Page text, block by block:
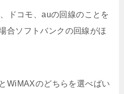
ドコモ、auの回線のことを
合ソフトバンクの回線がほ
WiMAXのどちらを選べばい